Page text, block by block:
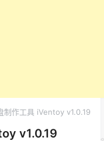
制作工具 iVentoy v1.0.19
v1.0.19